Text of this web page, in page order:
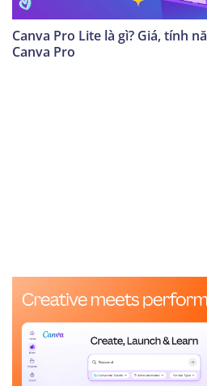
Canva Pro Lite là gì? Giá, tính
Canva Pro